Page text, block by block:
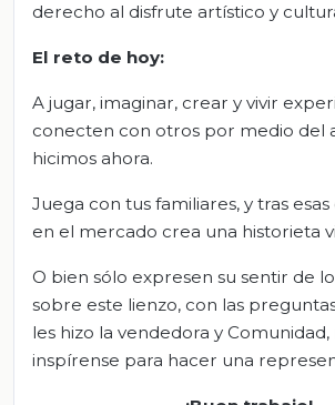
derecho al disfrute artístico y
El reto de hoy:
A jugar, imaginar, crear y vivir
conecten con otros por medio del
hicimos ahora.
Juega con tus familiares, y tras
en el mercado crea una historieta
O bien sólo expresen su sentir de
sobre este lienzo, con las
les hizo la vendedora y
inspírense para hacer una